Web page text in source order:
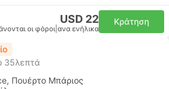
USD 22
οι φόροι ανα ενήλικα
Κράτηση
35λεπτά
Πουέρτο Μπάριος